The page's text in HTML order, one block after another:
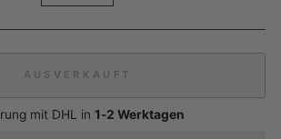
AUSVERKAUFT
mit DHL in 1-2 Werktagen